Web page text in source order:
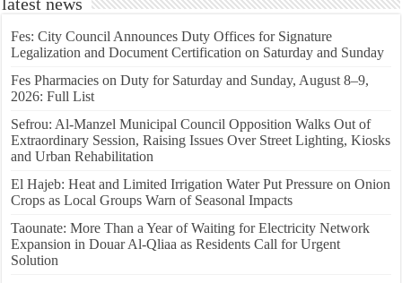
Fes: City Council Announces Duty Offices for Signature
Legalization and Document Certification on Saturday and Sunday
Fes Pharmacies on Duty for Saturday and Sunday, August 8–9,
2026: Full List
Sefrou: Al-Manzel Municipal Council Opposition Walks Out of
Extraordinary Session, Raising Issues Over Street Lighting, Kiosks
and Urban Rehabilitation
El Hajeb: Heat and Limited Irrigation Water Put Pressure on Onion
Crops as Local Groups Warn of Seasonal Impacts
Taounate: More Than a Year of Waiting for Electricity Network
Expansion in Douar Al-Qliaa as Residents Call for Urgent
Solution